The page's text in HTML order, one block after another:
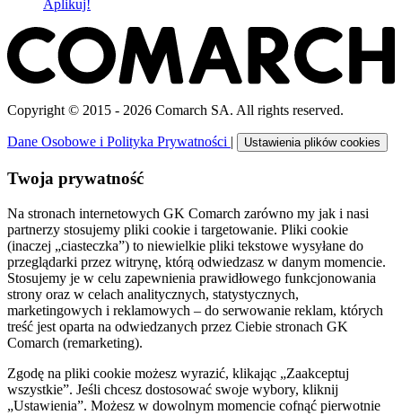
Aplikuj!
Copyright © 2015 - 2026 Comarch SA. All rights reserved.
Dane Osobowe i Polityka Prywatności | Ustawienia plików cookies
Twoja prywatność
Na stronach internetowych GK Comarch zarówno my jak i nasi
partnerzy stosujemy pliki cookie i targetowanie. Pliki cookie
(inaczej „ciasteczka”) to niewielkie pliki tekstowe wysyłane do
przeglądarki przez witrynę, którą odwiedzasz w danym momencie.
Stosujemy je w celu zapewnienia prawidłowego funkcjonowania
strony oraz w celach analitycznych, statystycznych,
marketingowych i reklamowych – do serwowanie reklam, których
treść jest oparta na odwiedzanych przez Ciebie stronach GK
Comarch (remarketing).
Zgodę na pliki cookie możesz wyrazić, klikając „Zaakceptuj
wszystkie”. Jeśli chcesz dostosować swoje wybory, kliknij
„Ustawienia”. Możesz w dowolnym momencie cofnąć pierwotnie